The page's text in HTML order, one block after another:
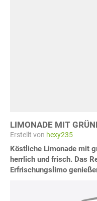
LIMONADE MIT
Erstellt von hexy235
Köstliche Limonade mit
herrlich und frisch. Das
Erfrischungslimo